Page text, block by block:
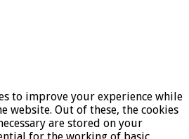
to improve your experience while
website. Out of these, the cookies
are stored on your